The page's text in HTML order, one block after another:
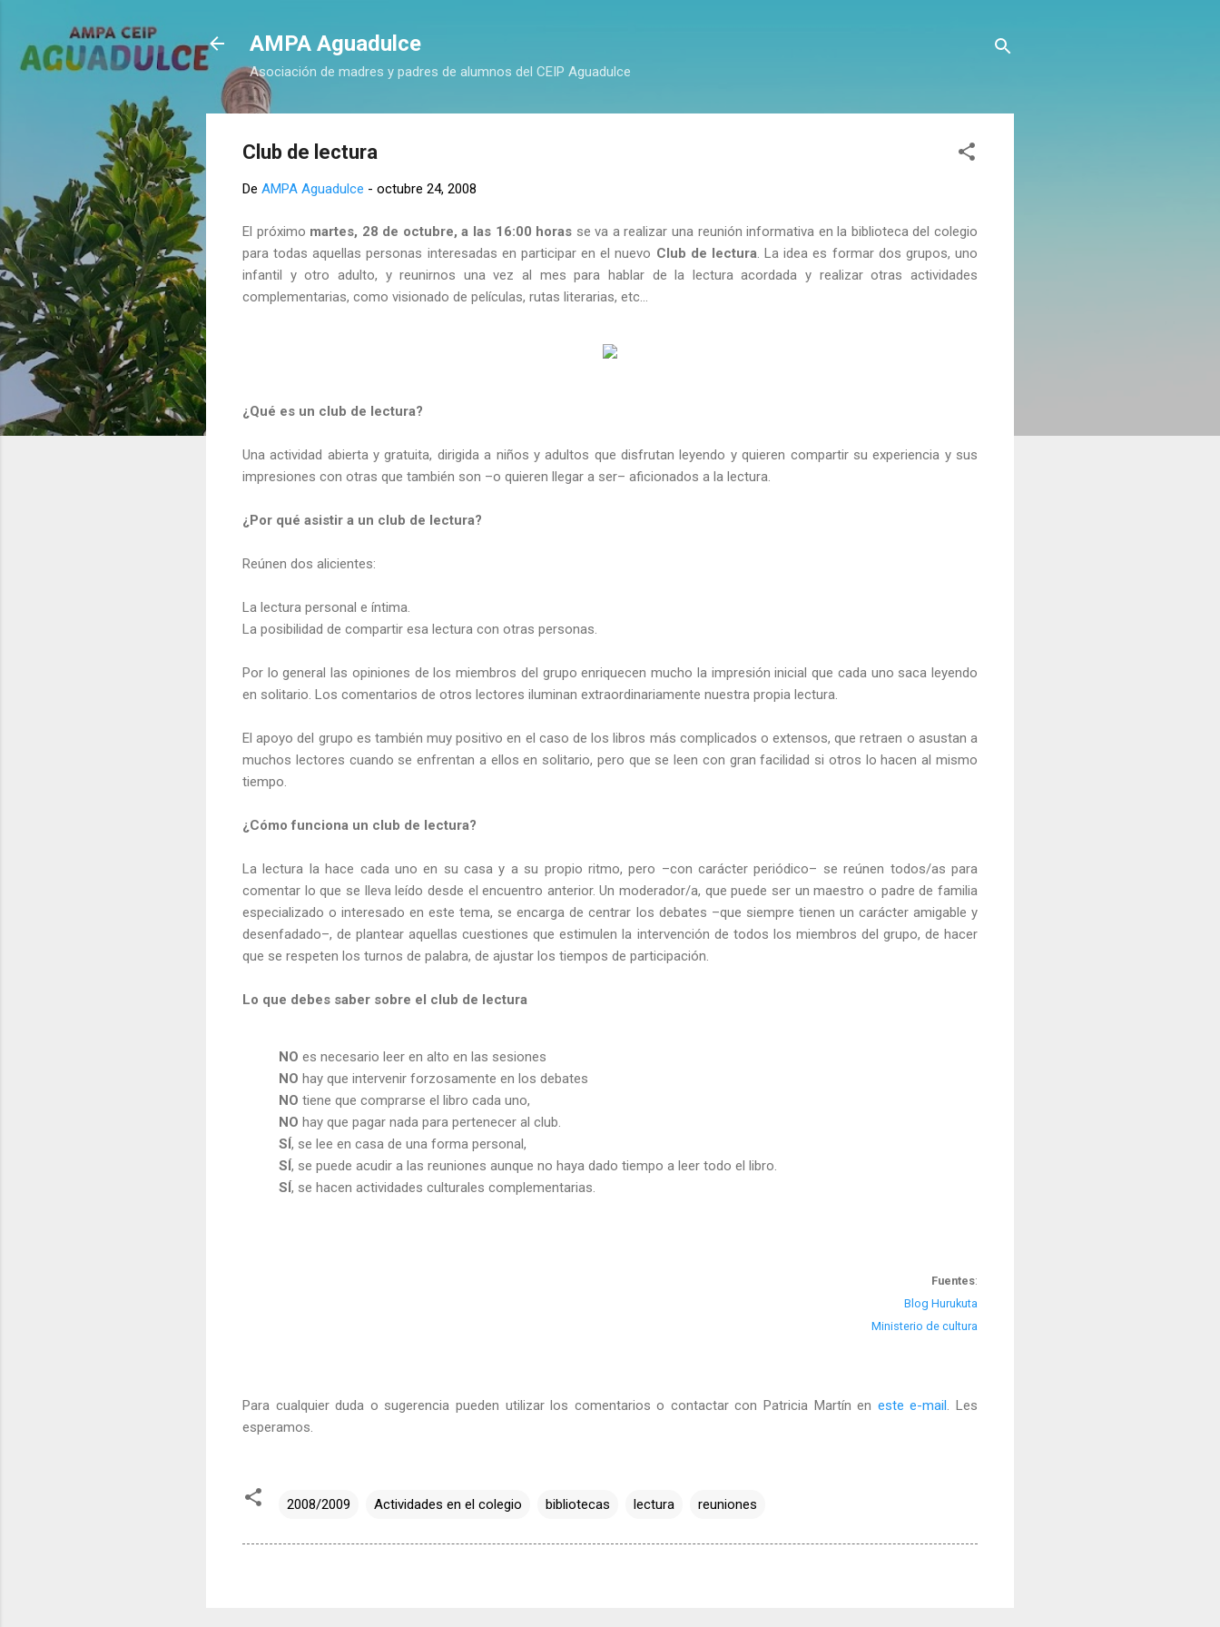
AMPA Aguadulce
Asociación de madres y padres de alumnos del CEIP Aguadulce
Club de lectura
De AMPA Aguadulce - octubre 24, 2008
El próximo martes, 28 de octubre, a las 16:00 horas se va a realizar una reunión informativa en la biblioteca del colegio
para todas aquellas personas interesadas en participar en el nuevo Club de lectura . La idea es formar dos grupos, uno
infantil y otro adulto, y reunirnos una vez al mes para hablar de la lectura acordada y realizar otras actividades
complementarias, como visionado de películas, rutas literarias, etc...
¿Qué es un club de lectura?
Una actividad abierta y gratuita, dirigida a niños y adultos que disfrutan leyendo y quieren compartir su experiencia y sus
impresiones con otras que también son –o quieren llegar a ser– aficionados a la lectura.
¿Por qué asistir a un club de lectura?
Reúnen dos alicientes:
La lectura personal e íntima.
La posibilidad de compartir esa lectura con otras personas.
Por lo general las opiniones de los miembros del grupo enriquecen mucho la impresión inicial que cada uno saca leyendo
en solitario. Los comentarios de otros lectores iluminan extraordinariamente nuestra propia lectura.
El apoyo del grupo es también muy positivo en el caso de los libros más complicados o extensos, que retraen o asustan a
muchos lectores cuando se enfrentan a ellos en solitario, pero que se leen con gran facilidad si otros lo hacen al mismo
tiempo.
¿Cómo funciona un club de lectura?
La lectura la hace cada uno en su casa y a su propio ritmo, pero –con carácter periódico– se reúnen todos/as para
comentar lo que se lleva leído desde el encuentro anterior. Un moderador/a, que puede ser un maestro o padre de familia
especializado o interesado en este tema, se encarga de centrar los debates –que siempre tienen un carácter amigable y
desenfadado–, de plantear aquellas cuestiones que estimulen la intervención de todos los miembros del grupo, de hacer
que se respeten los turnos de palabra, de ajustar los tiempos de participación.
Lo que debes saber sobre el club de lectura
NO es necesario leer en alto en las sesiones
NO hay que intervenir forzosamente en los debates
NO tiene que comprarse el libro cada uno,
NO hay que pagar nada para pertenecer al club.
SÍ, se lee en casa de una forma personal,
SÍ, se puede acudir a las reuniones aunque no haya dado tiempo a leer todo el libro.
SÍ, se hacen actividades culturales complementarias.
Fuentes:
Blog Hurukuta
Ministerio de cultura
Para cualquier duda o sugerencia pueden utilizar los comentarios o contactar con Patricia Martín en este e-mail . Les
esperamos.
2008/2009 Actividades en el colegio bibliotecas lectura reuniones